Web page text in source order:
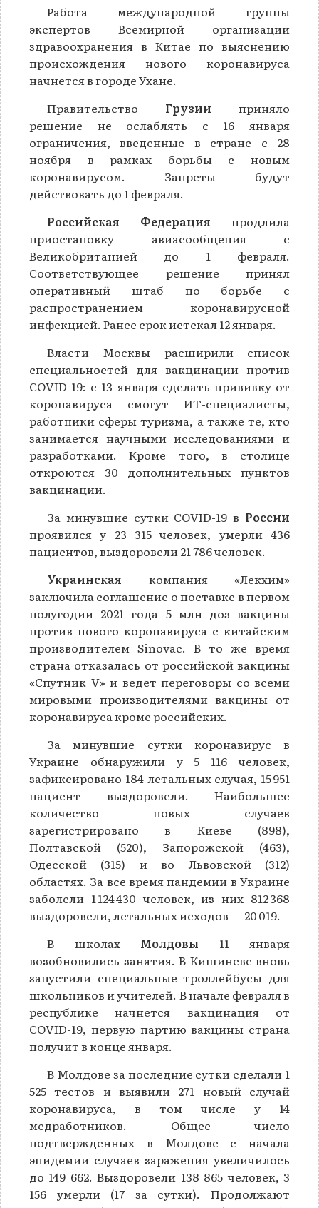
Работа международной группы
экспертов Всемирной организации
здравоохранения в Китае по выяснению
происхождения нового коронавируса
начнется в городе Ухане.
Правительство Грузии приняло
решение не ослаблять с 16 января
ограничения, введенные в стране с 28
ноября в рамках борьбы с новым
коронавирусом. Запреты будут
действовать до 1 февраля.
Российская Федерация продлила
приостановку авиасообщения с
Великобританией до 1 февраля.
Соответствующее решение принял
оперативный штаб по борьбе с
распространением коронавирусной
инфекцией. Ранее срок истекал 12 января.
Власти Москвы расширили список
специальностей для вакцинации против
COVID-19: с 13 января сделать прививку от
коронавируса смогут ИТ-специалисты,
работники сферы туризма, а также те, кто
занимается научными исследованиями и
разработками. Кроме того, в столице
откроются 30 дополнительных пунктов
вакцинации.
За минувшие сутки COVID-19 в России
проявился у 23 315 человек, умерли 436
пациентов, выздоровели 21 786 человек.
Украинская компания «Лекхим»
заключила соглашение о поставке в первом
полугодии 2021 года 5 млн доз вакцины
против нового коронавируса с китайским
производителем Sinovac. В то же время
страна отказалась от российской вакцины
«Спутник V» и ведет переговоры со всеми
мировыми производителями вакцины от
коронавируса кроме российских.
За минувшие сутки коронавирус в
Украине обнаружили у 5 116 человек,
зафиксировано 184 летальных случая, 15 951
пациент выздоровели. Наибольшее
количество новых случаев
зарегистрировано в Киеве (898),
Полтавской (520), Запорожской (463),
Одесской (315) и во Львовской (312)
областях. За все время пандемии в Украине
заболели 1 124 430 человек, из них 812 368
выздоровели, летальных исходов — 20 019.
В школах Молдовы 11 января
возобновились занятия. В Кишиневе вновь
запустили специальные троллейбусы для
школьников и учителей. В начале февраля в
республике начнется вакцинация от
COVID-19, первую партию вакцины страна
получит в конце января.
В Молдове за последние сутки сделали 1
525 тестов и выявили 271 новый случай
коронавируса, в том числе у 14
медработников. Общее число
подтвержденных в Молдове с начала
эпидемии случаев заражения увеличилось
до 149 662. Выздоровели 138 865 человек, 3
156 умерли (17 за сутки). Продолжают